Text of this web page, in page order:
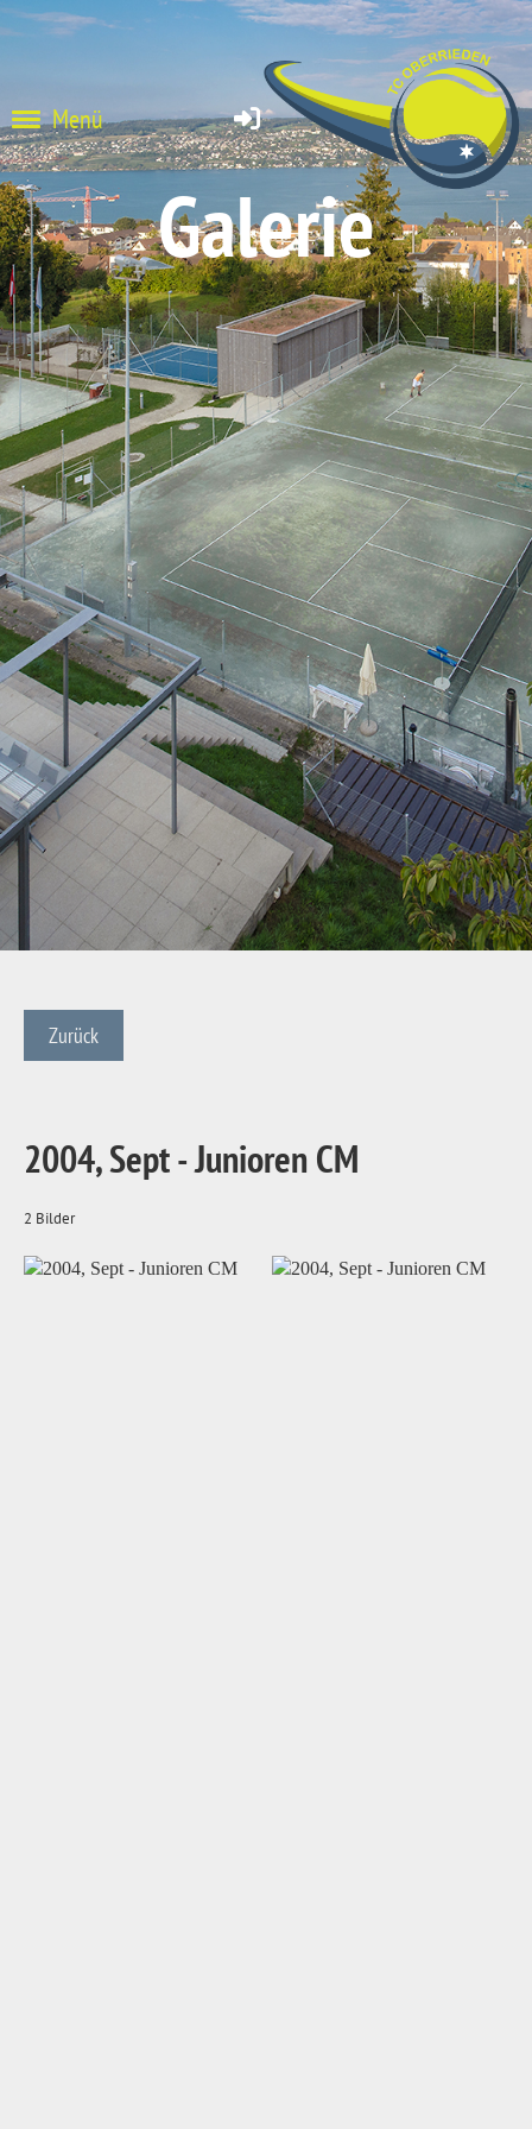
Menü
Galerie
Zurück
2004, Sept - Junioren CM
2 Bilder